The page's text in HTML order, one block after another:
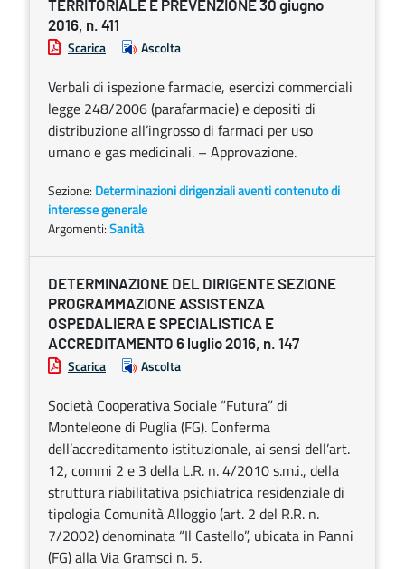
TERRITORIALE E PREVENZIONE 30 giugno
2016, n. 411
Scarica Ascolta
Verbali di ispezione farmacie, esercizi commerciali
legge 248/2006 (parafarmacie) e depositi di
distribuzione all’ingrosso di farmaci per uso
umano e gas medicinali. – Approvazione.
Sezione: Determinazioni dirigenziali aventi contenuto di
interesse generale
Argomenti:Sanità
DETERMINAZIONE DEL DIRIGENTE SEZIONE
PROGRAMMAZIONE ASSISTENZA
OSPEDALIERA E SPECIALISTICA E
ACCREDITAMENTO 6 luglio 2016, n. 147
Scarica Ascolta
Società Cooperativa Sociale “Futura” di
Monteleone di Puglia (FG). Conferma
dell’accreditamento istituzionale, ai sensi dell’art.
12, commi 2 e 3 della L.R. n. 4/2010 s.m.i., della
struttura riabilitativa psichiatrica residenziale di
tipologia Comunità Alloggio (art. 2 del R.R. n.
7/2002) denominata “Il Castello”, ubicata in Panni
(FG) alla Via Gramsci n. 5.